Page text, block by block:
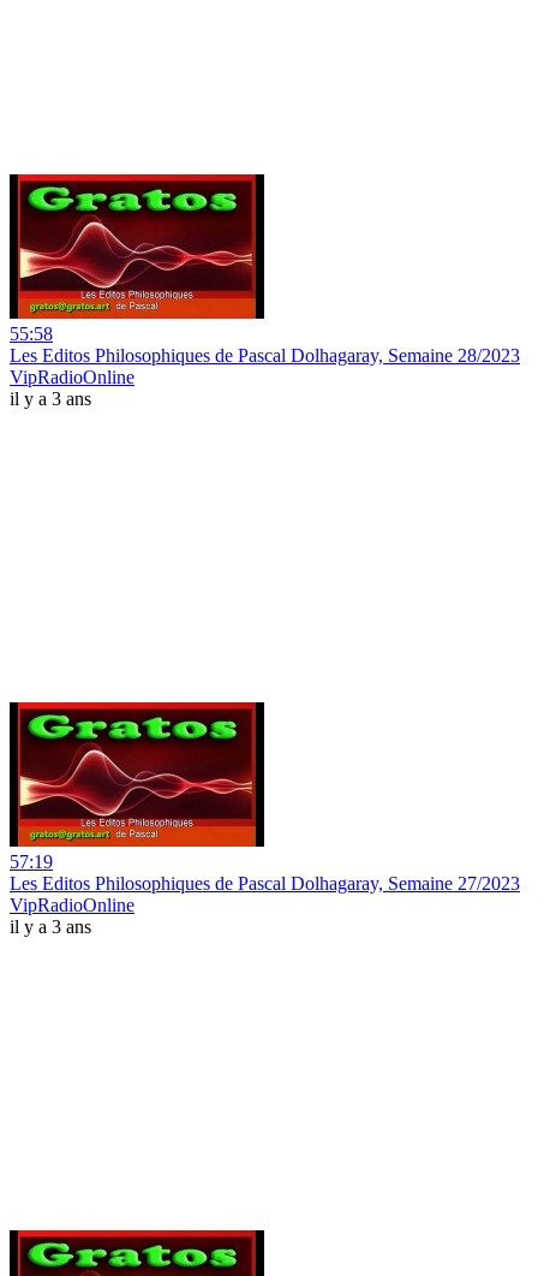
55:58
Les Editos Philosophiques de Pascal Dolhagaray, Semaine 28/2023
VipRadioOnline
il y a 3 ans
57:19
Les Editos Philosophiques de Pascal Dolhagaray, Semaine 27/2023
VipRadioOnline
il y a 3 ans